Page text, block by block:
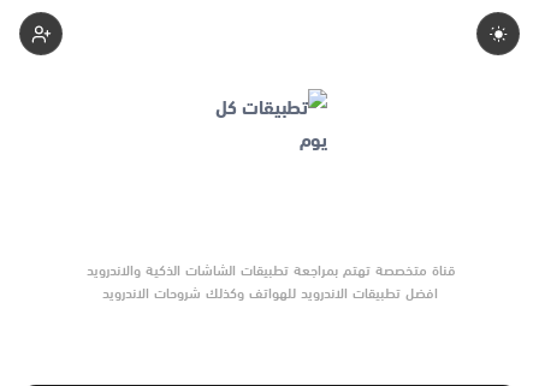
افضل تطبيقات الاندرويد للهواتف وكذلك شروحات الاندرويد